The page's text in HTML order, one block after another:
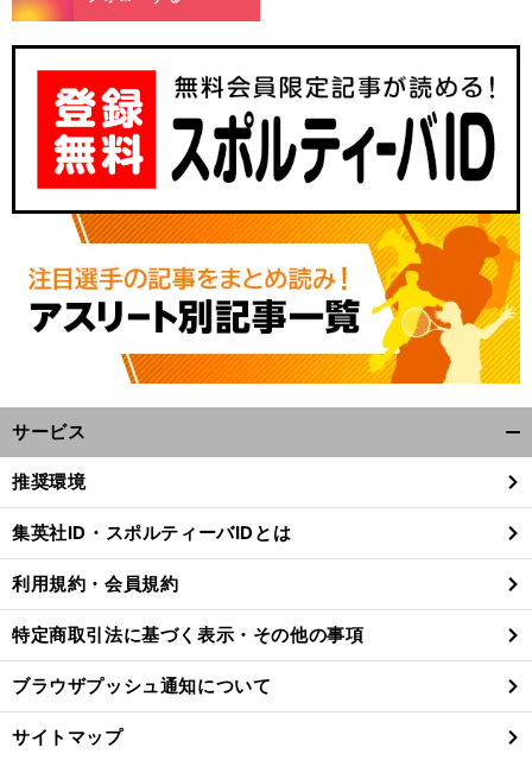
サービス
閉
る
推奨環境
集英社ID・スポルティーバIDとは
利用規約・会員規約
特定商取引法に基づく表示・その他の事項
ブラウザプッシュ通知について
サイトマップ